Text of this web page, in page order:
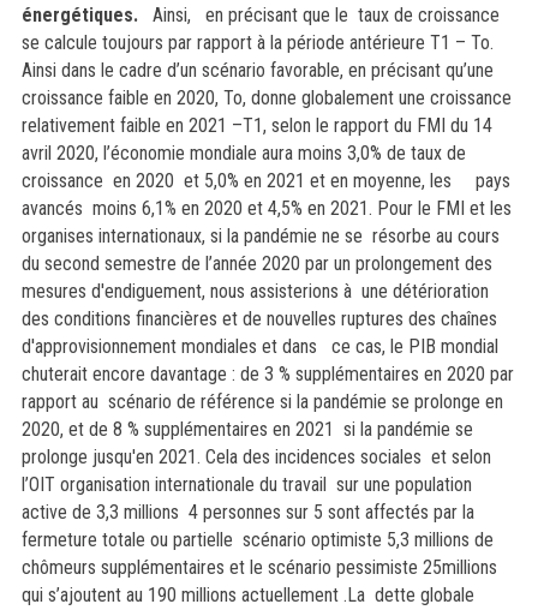
énergétiques.
Ainsi, en précisant que le taux de croissance
se calcule toujours par rapport à la période antérieure T1 – To.
Ainsi dans le cadre d’un scénario favorable, en précisant qu’une
croissance faible en 2020, To, donne globalement une croissance
relativement faible en 2021 –T1, selon le rapport du FMI du 14
avril 2020, l’économie mondiale aura moins 3,0% de taux de
croissance en 2020 et 5,0% en 2021 et en moyenne, les pays
avancés moins 6,1% en 2020 et 4,5% en 2021. Pour le FMI et les
organises internationaux, si la pandémie ne se résorbe au cours
du second semestre de l’année 2020 par un prolongement des
mesures d'endiguement, nous assisterions à une détérioration
des conditions financières et de nouvelles ruptures des chaînes
d'approvisionnement mondiales et dans ce cas, le PIB mondial
chuterait encore davantage : de 3 % supplémentaires en 2020 par
rapport au scénario de référence si la pandémie se prolonge en
2020, et de 8 % supplémentaires en 2021 si la pandémie se
prolonge jusqu'en 2021. Cela des incidences sociales et selon
l’OIT organisation internationale du travail sur une population
active de 3,3 millions 4 personnes sur 5 sont affectés par la
fermeture totale ou partielle scénario optimiste 5,3 millions de
chômeurs supplémentaires et le scénario pessimiste 25millions
qui s’ajoutent au 190 millions actuellement .La dette globale